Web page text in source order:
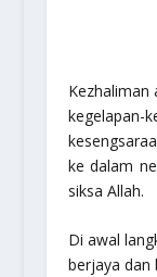
Kezhaliman
ke dalam
siksa Allah.
Di awal
berjaya dan